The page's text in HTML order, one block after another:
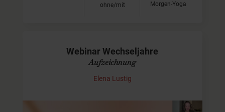
ohne/mit
Morgen-Yoga
Webinar Wechseljahre
Aufzeichnung
Elena Lustig